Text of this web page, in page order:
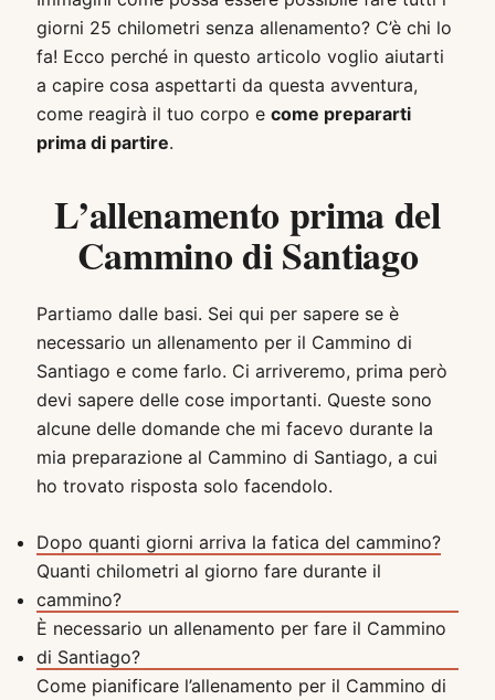
giorni 25 chilometri senza allenamento? C’è chi lo
fa! Ecco perché in questo articolo voglio aiutarti
a capire cosa aspettarti da questa avventura,
come reagirà il tuo corpo e come prepararti
prima di partire.
L’allenamento prima del
Cammino di Santiago
Partiamo dalle basi. Sei qui per sapere se è
necessario un allenamento per il Cammino di
Santiago e come farlo. Ci arriveremo, prima però
devi sapere delle cose importanti. Queste sono
alcune delle domande che mi facevo durante la
mia preparazione al Cammino di Santiago, a cui
ho trovato risposta solo facendolo.
Dopo quanti giorni arriva la fatica del cammino?
Quanti chilometri al giorno fare durante il
cammino?
È necessario un allenamento per fare il Cammino
di Santiago?
Come pianificare l’allenamento per il Cammino di